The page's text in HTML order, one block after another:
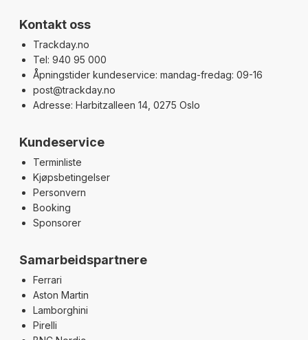
Kontakt oss
Trackday.no
Tel: 940 95 000
Åpningstider kundeservice: mandag-fredag: 09-16
post@trackday.no
Adresse: Harbitzalleen 14, 0275 Oslo
Kundeservice
Terminliste
Kjøpsbetingelser
Personvern
Booking
Sponsorer
Samarbeidspartnere
Ferrari
Aston Martin
Lamborghini
Pirelli